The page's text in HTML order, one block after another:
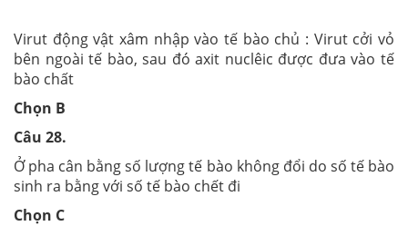
Virut động vật xâm nhập vào tế bào chủ : Virut cởi vỏ
bên ngoài tế bào, sau đó axit nuclêic được đưa vào tế
bào chất
Chọn B
Câu 28.
Ở pha cân bằng số lượng tế bào không đổi do số tế bào
sinh ra bằng với số tế bào chết đi
Chọn C